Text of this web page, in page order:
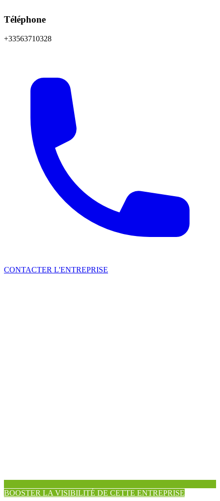
Téléphone
+33563710328
CONTACTER L'ENTREPRISE
BOOSTER LA VISIBILITÉ DE CETTE ENTREPRISE